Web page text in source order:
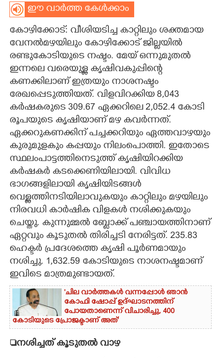
CARTOONS
LITERATURE
ZOOM
CONTACT US
ഈ വാർത്ത കേൾക്കാം
കോഴിക്കോട്: വീശിയടിച്ച കാറ്റിലും ശക്തമായ
വേനൽമഴയിലും കോഴിക്കോട് ജില്ലയിൽ
രണ്ടുകോടിയുടെ നഷ്ടം. മേയ് ഒന്നുമുതൽ
ഇന്നലെ വരെയുള്ള കൃഷിവകുപ്പിന്റെ
കണക്കിലാണ് ഇത്രയും നാശനഷ്ടം
രേഖപ്പെടുത്തിയത്. വിളവിറക്കിയ 8,043
കർഷകരുടെ 309.67 ഏക്കറിലെ 2,052.4 കോടി
രൂപയുടെ കൃഷിയാണ് മഴ കവർന്നത്.
ഏക്കറുകണക്കിന് പച്ചക്കറിയും ഏത്തവാഴയും
കുരുമുളകും കപ്പയും നിലംപൊത്തി. ഇതോടെ
സ്ഥലംപാട്ടത്തിനെടുത്ത് കൃഷിയിറക്കിയ
കർഷകർ കടക്കെണിയിലായി. വിവിധ
ഭാഗങ്ങളിലായി കൃഷിയിടങ്ങൾ
വെള്ളത്തിനടിയിലാവുകയും കാറ്റിലും മഴയിലും
നിരവധി കാർഷിക വിളകൾ നശിക്കുകയും
ചെയ്തു. കുന്നുമ്മൽ ബ്ലോക്ക് പഞ്ചായത്തിനാണ്
ഏറ്റവും കൂടുതൽ തിരിച്ചടി നേരിട്ടത്. 235.83
ഹെക്ടർ പ്രദേശത്തെ കൃഷി പൂർണമായും
നശിച്ചു. 1,632.59 കോടിയുടെ നാശനഷ്ടമാണ്
ഇവിടെ മാത്രമുണ്ടായത്.
'ചില വാർത്തകൾ വന്നപ്പോൾ ഞാൻ
കോഫി ഷോപ്പ് ഉദ്ഘാടനത്തിന്
പോയതാണെന്ന് വിചാരിച്ചു, 400
കോടിയുടെ പ്രോജക്ടാണ് അത്'
നശിച്ചത് കൂടുതൽ വാഴ